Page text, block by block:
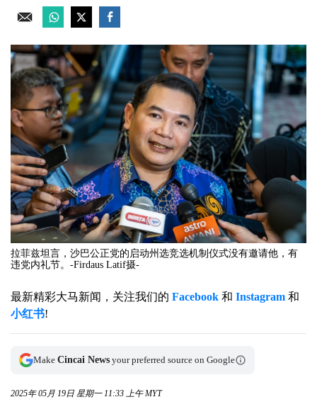
拉菲兹坦言，沙巴公正党的启动州选竞选机制仪式没有邀请他，有
违党内礼节。-Firdaus Latif摄-
最新精彩大马新闻，关注我们的 Facebook 和 Instagram 和
小红书!
Make Cincai News your preferred source on Google
2025年 05月 19日 星期一 11:33 上午 MYT